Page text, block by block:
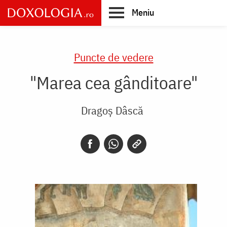
Skip
to
main
Meniu
Puncte de vedere
"Marea cea gânditoare"
Dragoș Dâscă